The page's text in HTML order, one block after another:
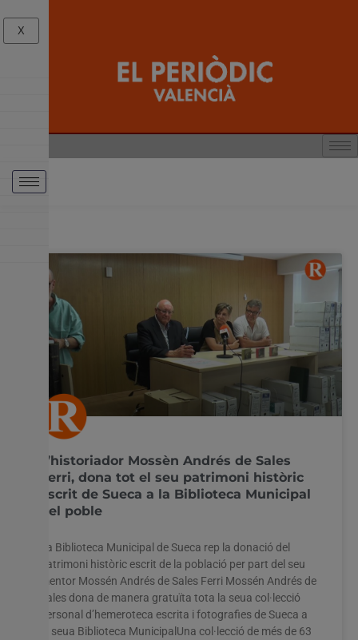
L’historiador Mossèn Andrés de Sales
Ferri, dona tot el seu patrimoni històric
escrit de Sueca a la Biblioteca Municipal
del poble
La Biblioteca Municipal de Sueca rep la donació del
patrimoni històric escrit de la població per part del seu
mentor Mossén Andrés de Sales Ferri Mossén Andrés de
Sales dona de manera gratuïta tota la seua col·lecció
personal d’hemeroteca escrita i fotografies de Sueca a
la seua Biblioteca MunicipalUna col·lecció de més de 63